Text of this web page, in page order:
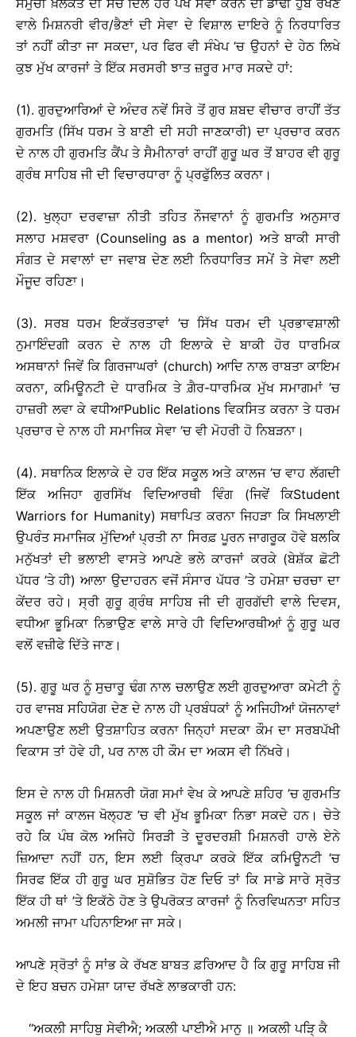
ਸਮੁੱਚੀ ਖ਼ਲਕਤ ਦੀ ਸੱਚੇ ਦਿਲੋਂ ਹਰ ਪੱਖੋਂ ਸੇਵਾ ਕਰਨ ਦੀ ਡਾਢੀ ਹੁੱਬ ਰੱਖਣ
ਵਾਲੇ ਮਿਸ਼ਨਰੀ ਵੀਰ/ਭੈਣਾਂ ਦੀ ਸੇਵਾ ਦੇ ਵਿਸ਼ਾਲ ਦਾਇਰੇ ਨੂੰ ਨਿਰਧਾਰਿਤ
ਤਾਂ ਨਹੀਂ ਕੀਤਾ ਜਾ ਸਕਦਾ, ਪਰ ਫਿਰ ਵੀ ਸੰਖੇਪ ’ਚ ਉਹਨਾਂ ਦੇ ਹੇਠ ਲਿਖੇ
ਕੁਝ ਮੁੱਖ ਕਾਰਜਾਂ ਤੇ ਇੱਕ ਸਰਸਰੀ ਝਾਤ ਜ਼ਰੂਰ ਮਾਰ ਸਕਦੇ ਹਾਂ:
(1). ਗੁਰਦੁਆਰਿਆਂ ਦੇ ਅੰਦਰ ਨਵੇਂ ਸਿਰੇ ਤੋਂ ਗੁਰ ਸ਼ਬਦ ਵੀਚਾਰ ਰਾਹੀਂ ਤੱਤ
ਗੁਰਮਤਿ (ਸਿੱਖ ਧਰਮ ਤੇ ਬਾਣੀ ਦੀ ਸਹੀ ਜਾਣਕਾਰੀ) ਦਾ ਪ੍ਰਚਾਰ ਕਰਨ
ਦੇ ਨਾਲ ਹੀ ਗੁਰਮਤਿ ਕੈਂਪ ਤੇ ਸੈਮੀਨਾਰਾਂ ਰਾਹੀਂ ਗੁਰੂ ਘਰ ਤੋਂ ਬਾਹਰ ਵੀ ਗੁਰੂ
ਗ੍ਰੰਥ ਸਾਹਿਬ ਜੀ ਦੀ ਵਿਚਾਰਧਾਰਾ ਨੂੰ ਪ੍ਰਫੁੱਲਿਤ ਕਰਨਾ।
(2). ਖੁਲ੍ਹਾ ਦਰਵਾਜ਼ਾ ਨੀਤੀ ਤਹਿਤ ਨੌਜਵਾਨਾਂ ਨੂੰ ਗੁਰਮਤਿ ਅਨੁਸਾਰ
ਸਲਾਹ ਮਸ਼ਵਰਾ (Counseling as a mentor) ਅਤੇ ਬਾਕੀ ਸਾਰੀ
ਸੰਗਤ ਦੇ ਸਵਾਲਾਂ ਦਾ ਜਵਾਬ ਦੇਣ ਲਈ ਨਿਰਧਾਰਿਤ ਸਮੇਂ ਤੇ ਸੇਵਾ ਲਈ
ਮੌਜੂਦ ਰਹਿਣਾ।
(3). ਸਰਬ ਧਰਮ ਇਕੱਤਰਤਾਵਾਂ ’ਚ ਸਿੱਖ ਧਰਮ ਦੀ ਪ੍ਰਭਾਵਸ਼ਾਲੀ
ਨੁਮਾਇੰਦਗੀ ਕਰਨ ਦੇ ਨਾਲ ਹੀ ਇਲਾਕੇ ਦੇ ਬਾਕੀ ਹੋਰ ਧਾਰਮਿਕ
ਅਸਥਾਨਾਂ ਜਿਵੇਂ ਕਿ ਗਿਰਜਾਘਰਾਂ (church) ਆਦਿ ਨਾਲ ਰਾਬਤਾ ਕਾਇਮ
ਕਰਨਾ, ਕਮਿਊਨਟੀ ਦੇ ਧਾਰਮਿਕ ਤੇ ਗ਼ੈਰ-ਧਾਰਮਿਕ ਮੁੱਖ ਸਮਾਗਮਾਂ ’ਚ
ਹਾਜ਼ਰੀ ਲਵਾ ਕੇ ਵਧੀਆPublic Relations ਵਿਕਸਿਤ ਕਰਨਾ ਤੇ ਧਰਮ
ਪ੍ਰਚਾਰ ਦੇ ਨਾਲ ਹੀ ਸਮਾਜਿਕ ਸੇਵਾ ’ਚ ਵੀ ਮੋਹਰੀ ਹੋ ਨਿਬੜਨਾ।
(4). ਸਥਾਨਿਕ ਇਲਾਕੇ ਦੇ ਹਰ ਇੱਕ ਸਕੂਲ ਅਤੇ ਕਾਲਜ ’ਚ ਵਾਹ ਲੱਗਦੀ
ਇੱਕ ਅਜਿਹਾ ਗੁਰਸਿੱਖ ਵਿਦਿਆਰਥੀ ਵਿੰਗ (ਜਿਵੇਂ ਕਿStudent
Warriors for Humanity) ਸਥਾਪਿਤ ਕਰਨਾ ਜਿਹੜਾ ਕਿ ਸਿਖਲਾਈ
ਉਪਰੰਤ ਸਮਾਜਿਕ ਮੁੱਦਿਆਂ ਪ੍ਰਤੀ ਨਾ ਸਿਰਫ਼ ਪੂਰਨ ਜਾਗਰੂਕ ਹੋਵੇ ਬਲਕਿ
ਮਨੁੱਖਤਾਂ ਦੀ ਭਲਾਈ ਵਾਸਤੇ ਆਪਣੇ ਭਲੇ ਕਾਰਜਾਂ ਕਰਕੇ (ਬੇਸ਼ੱਕ ਛੋਟੀ
ਪੱਧਰ ’ਤੇ ਹੀ) ਆਲਾ ਉਦਾਹਰਨ ਵਜੋਂ ਸੰਸਾਰ ਪੱਧਰ ’ਤੇ ਹਮੇਸ਼ਾ ਚਰਚਾ ਦਾ
ਕੇਂਦਰ ਰਹੇ। ਸ੍ਰੀ ਗੁਰੂ ਗ੍ਰੰਥ ਸਾਹਿਬ ਜੀ ਦੀ ਗੁਰਗੱਦੀ ਵਾਲੇ ਦਿਵਸ,
ਵਧੀਆ ਭੂਮਿਕਾ ਨਿਭਾਉਣ ਵਾਲੇ ਸਾਰੇ ਹੀ ਵਿਦਿਆਰਥੀਆਂ ਨੂੰ ਗੁਰੂ ਘਰ
ਵਲੋਂ ਵਜ਼ੀਫੇ ਦਿੱਤੇ ਜਾਣ।
(5). ਗੁਰੂ ਘਰ ਨੂੰ ਸੁਚਾਰੂ ਢੰਗ ਨਾਲ ਚਲਾਉਣ ਲਈ ਗੁਰਦੁਆਰਾ ਕਮੇਟੀ ਨੂੰ
ਹਰ ਵਾਜਬ ਸਹਿਯੋਗ ਦੇਣ ਦੇ ਨਾਲ ਹੀ ਪ੍ਰਬੰਧਕਾਂ ਨੂੰ ਅਜਿਹੀਆਂ ਯੋਜਨਾਵਾਂ
ਅਪਣਾਉਣ ਲਈ ਉਤਸ਼ਾਹਿਤ ਕਰਨਾ ਜਿਨ੍ਹਾਂ ਸਦਕਾ ਕੌਮ ਦਾ ਸਰਬਪੱਖੀ
ਵਿਕਾਸ ਤਾਂ ਹੋਵੇ ਹੀ, ਪਰ ਨਾਲ ਹੀ ਕੌਮ ਦਾ ਅਕਸ ਵੀ ਨਿੱਖਰੇ।
ਇਸ ਦੇ ਨਾਲ ਹੀ ਮਿਸ਼ਨਰੀ ਯੋਗ ਸਮਾਂ ਵੇਖ ਕੇ ਆਪਣੇ ਸ਼ਹਿਰ ’ਚ ਗੁਰਮਤਿ
ਸਕੂਲ ਜਾਂ ਕਾਲਜ ਖੋਲ੍ਹਣ ’ਚ ਵੀ ਮੁੱਖ ਭੂਮਿਕਾ ਨਿਭਾ ਸਕਦੇ ਹਨ। ਚੇਤੇ
ਰਹੇ ਕਿ ਪੰਥ ਕੋਲ ਅਜਿਹੇ ਸਿਰੜੀ ਤੇ ਦੂਰਦਰਸ਼ੀ ਮਿਸ਼ਨਰੀ ਹਾਲੇ ਏਨੇ
ਜ਼ਿਆਦਾ ਨਹੀਂ ਹਨ, ਇਸ ਲਈ ਕ੍ਰਿਪਾ ਕਰਕੇ ਇੱਕ ਕਮਿਊਨਟੀ ’ਚ
ਸਿਰਫ ਇੱਕ ਹੀ ਗੁਰੂ ਘਰ ਸੁਸ਼ੋਭਿਤ ਹੋਣ ਦਿਓ ਤਾਂ ਕਿ ਸਾਡੇ ਸਾਰੇ ਸ੍ਰੋਤ
ਇੱਕ ਹੀ ਥਾਂ ’ਤੇ ਇਕੱਠੇ ਹੋਣ ਤੇ ਉਪਰੋਕਤ ਕਾਰਜਾਂ ਨੂੰ ਨਿਰਵਿਘਨਤਾ ਸਹਿਤ
ਅਮਲੀ ਜਾਮਾ ਪਹਿਨਾਇਆ ਜਾ ਸਕੇ।
ਆਪਣੇ ਸ੍ਰੋਤਾਂ ਨੂੰ ਸਾਂਭ ਕੇ ਰੱਖਣ ਬਾਬਤ ਫ਼ਰਿਆਦ ਹੈ ਕਿ ਗੁਰੂ ਸਾਹਿਬ ਜੀ
ਦੇ ਇਹ ਬਚਨ ਹਮੇਸ਼ਾ ਯਾਦ ਰੱਖਣੇ ਲਾਭਕਾਰੀ ਹਨ:
‘‘ਅਕਲੀ ਸਾਹਿਬੁ ਸੇਵੀਐ; ਅਕਲੀ ਪਾਈਐ ਮਾਨੁ ॥ ਅਕਲੀ ਪੜਿ੍ ਕੈ